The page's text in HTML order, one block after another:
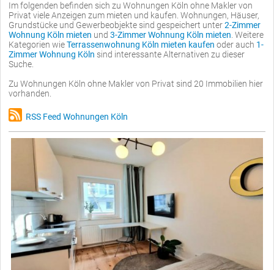
Im folgenden befinden sich zu Wohnungen Köln ohne Makler von
Privat viele Anzeigen zum mieten und kaufen. Wohnungen, Häuser,
Grundstücke und Gewerbeobjekte sind gespeichert unter2-Zimmer
Wohnung Köln mieten und 3-Zimmer Wohnung Köln mieten . Weitere
Kategorien wieTerrassenwohnung Köln mieten kaufen oder auch 1-
Zimmer Wohnung Köln sind interessante Alternativen zu dieser
Suche.
Zu Wohnungen Köln ohne Makler von Privat sind 20 Immobilien hier
vorhanden.
RSS Feed Wohnungen Köln